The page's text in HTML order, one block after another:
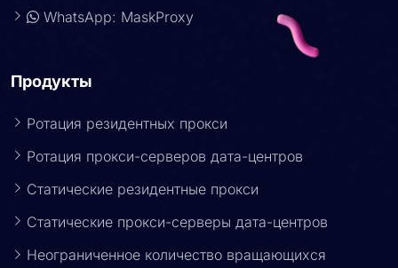
WhatsApp: MaskProxy
Продукты
Ротация резидентных прокси
Ротация прокси-серверов дата-центров
Статические резидентные прокси
Статические прокси-серверы дата-центров
Неограниченное количество вращающихся